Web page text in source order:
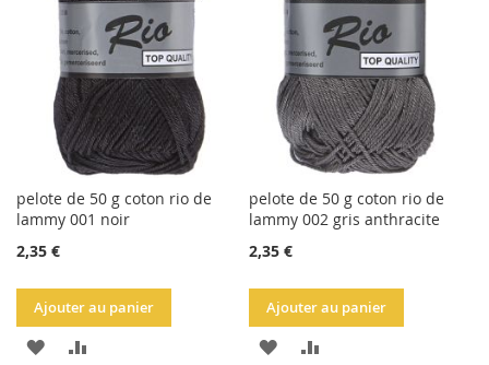
pelote de 50 g coton rio de
lammy 001 noir
2,35 €
Ajouter au panier
AJOUTER
pelote de 50 g coton rio de
lammy 002 gris anthracite
2,35 €
Ajouter au panier
AJOUTER